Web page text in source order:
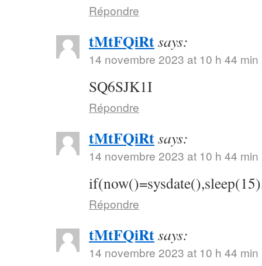
Répondre
tMtFQiRtsays:
14 novembre 2023 at 10 h 44 min
SQ6SJK1I
Répondre
tMtFQiRtsays:
14 novembre 2023 at 10 h 44 min
Répondre
tMtFQiRtsays:
14 novembre 2023 at 10 h 44 min